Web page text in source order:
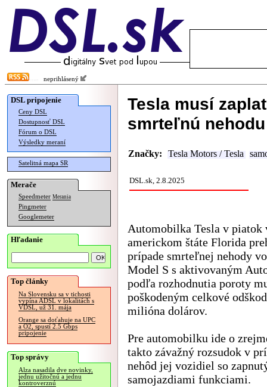
neprihlásený
DSL pripojenie
Ceny DSL
Dostupnosť DSL
Fórum o DSL
Výsledky meraní
Satelitná mapa SR
Merače
Speedmeter Merania
Pingmeter
Googlemeter
Hľadanie
Top články
Na Slovensku sa v tichosti
vypína ADSL v lokalitách s
VDSL, už 31. mája
Orange sa doťahuje na UPC
a O2, spustí 2.5 Gbps
pripojenie
Top správy
Alza nasadila dve novinky,
jednu užitočnú a jednu
kontroverznú
Tesla musí
smrteľnú
Značky: Tesla Motors / Tesla
DSL.sk, 2.8.2025
Automobilka Tesla v piatok
americkom štáte Florida
prípade smrteľnej nehody
Model S s aktivovaným
podľa rozhodnutia poroty
poškodeným celkové
milióna dolárov.
Pre automobilku ide o
takto závažný rozsudok v
nehôd jej vozidiel so
samojazdiami funkciami.